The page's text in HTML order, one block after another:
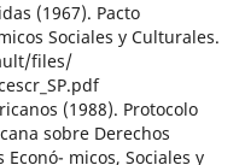
(1967). Pacto
Sociales y Culturales.
files/
(1988). Protocolo
sobre Derechos
micos, Sociales y